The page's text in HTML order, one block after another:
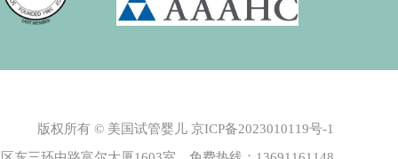
版权所有 © 美国试管婴儿 京ICP备2023010119号-1